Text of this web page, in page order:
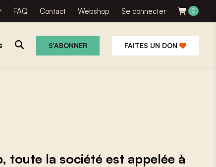
FAQ Contact Webshop Se connecter 0
S'ABONNER FAITES UN DON
toute la société est appelée à